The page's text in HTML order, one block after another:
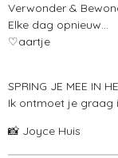
Verwonder &
Elke dag opnieuw...
♡aartje
SPRING JE MEE IN
Ik ontmoet je graag
📸 Joyce Huis